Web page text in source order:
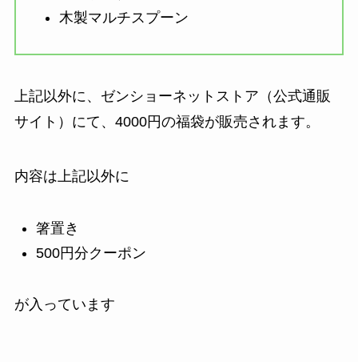
木製マルチスプーン
上記以外に、ゼンショーネットストア（公式通販
サイト）にて、4000円の福袋が販売されます。
内容は上記以外に
箸置き
500円分クーポン
が入っています